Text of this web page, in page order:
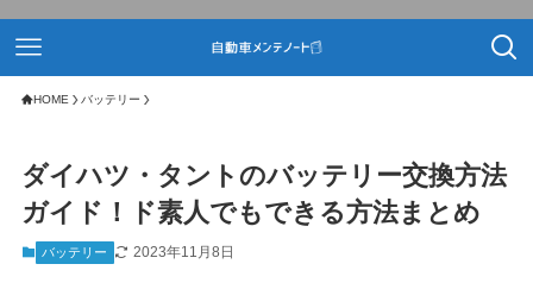
HOME バッテリー
ダイハツ・タントのバッテリー交換方法
ガイド！ド素人でもできる方法まとめ
バッテリー 2023年11月8日